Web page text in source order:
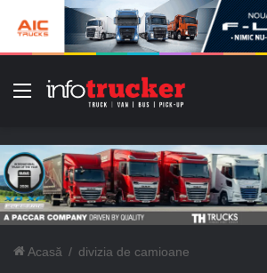
Meniu
Acasă / divizia de camioane